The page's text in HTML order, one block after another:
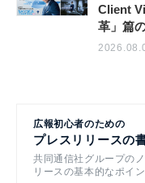
Client
革」篇
広報初心者のための
プレスリリースの
共同通信社グループの
リースの基本的なポイ